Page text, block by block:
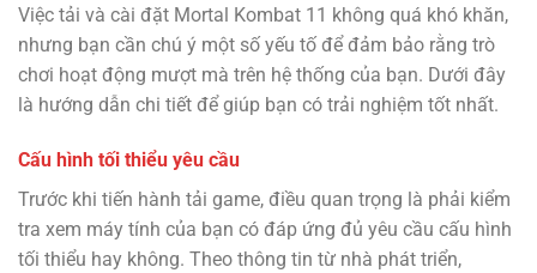
Việc tải và cài đặt Mortal Kombat 11 không quá khó khăn,
nhưng bạn cần chú ý một số yếu tố để đảm bảo rằng trò
chơi hoạt động mượt mà trên hệ thống của bạn. Dưới đây
là hướng dẫn chi tiết để giúp bạn có trải nghiệm tốt nhất.
Cấu hình tối thiểu yêu cầu
Trước khi tiến hành tải game, điều quan trọng là phải kiểm
tra xem máy tính của bạn có đáp ứng đủ yêu cầu cấu hình
tối thiểu hay không. Theo thông tin từ nhà phát triển,